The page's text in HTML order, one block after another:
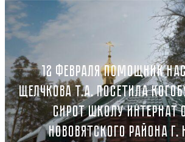
12 ФЕВРАЛЯ ПОМОЩНИК
ЩЕЛЧКОВА Т.А. ПОСЕТИЛА
СИРОТ ШКОЛУ ИНТЕРНАТ
НОВОВЯТСКОГО РАЙОНА Г.